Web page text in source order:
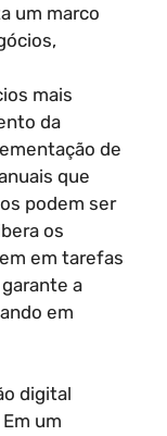
um marco
mais
da
de
que
podem ser
os
em tarefas
a
em
digital
um